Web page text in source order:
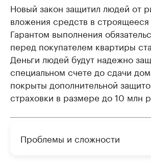
Новый закон защитил людей от
вложения средств в строящееся
Гарантом выполнения
перед покупателем квартиры
Деньги людей будут надежно
специальном счете до сдачи
покрыты дополнительной
страховки в размере до 10 млн
Проблемы и сложности